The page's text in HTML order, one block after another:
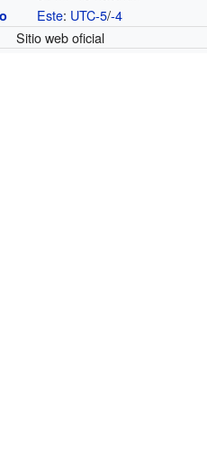
Este: UTC-5/-4
Sitio web oficial